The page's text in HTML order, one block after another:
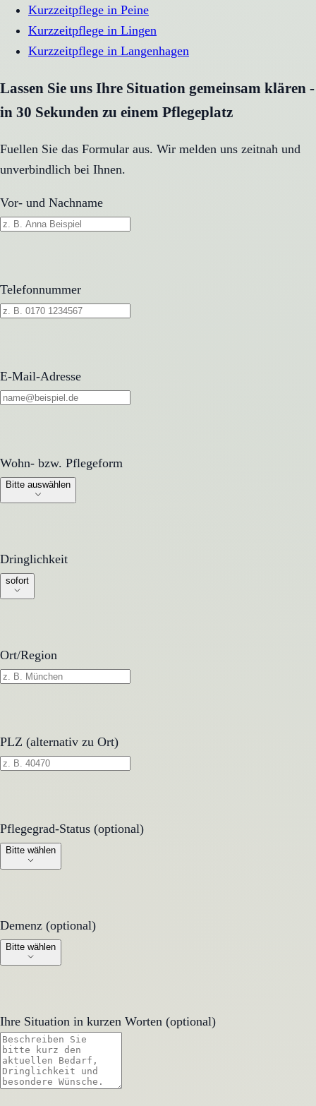
Kurzzeitpflege in Peine
Kurzzeitpflege in Lingen
Kurzzeitpflege in Langenhagen
Lassen Sie uns Ihre Situation gemeinsam klären -
in 30 Sekunden zu einem Pflegeplatz
Fuellen Sie das Formular aus. Wir melden uns zeitnah und
unverbindlich bei Ihnen.
Vor- und Nachname
Telefonnummer
E-Mail-Adresse
Wohn- bzw. Pflegeform
Wohn- bzw. Pflegeform
Bitte auswählen
Dringlichkeit
Dringlichkeit
sofort
Ort/Region
PLZ (alternativ zu Ort)
Pflegegrad-Status (optional)
Pflegegrad-Status (optional)
Bitte wählen
Demenz (optional)
Demenz (optional)
Bitte wählen
Ihre Situation in kurzen Worten (optional)